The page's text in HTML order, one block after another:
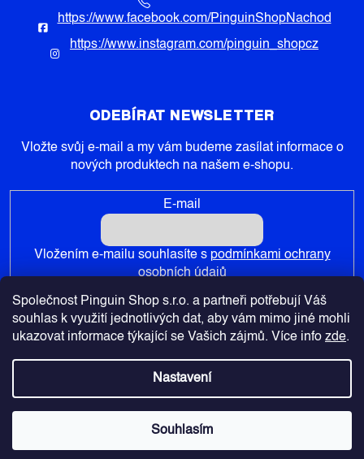
Společnost Pinguin Shop s.r.o. a partneři potřebují Váš
souhlas k využití jednotlivých dat, aby vám mimo jiné mohli
ukazovat informace týkající se Vašich zájmů. Více info zde.
Nastavení
Souhlasím
https://www.facebook.com/PinguinShopNachod
https://www.instagram.com/pinguin_shopcz
ODEBÍRAT NEWSLETTER
Vložte svůj e-mail a my vám budeme zasílat informace o
nových produktech na našem e-shopu.
E-mail
Vložením e-mailu souhlasíte s podmínkami ochrany
osobních údajů
PŘIHLÁSIT SE
Vytvořil Shoptet
Pinguin-Shop.cz. Všechna práva vyhrazena.